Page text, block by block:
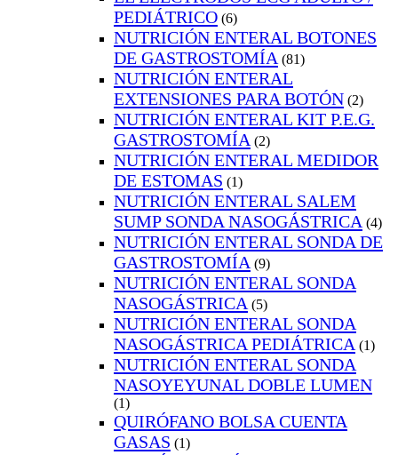
PEDIÁTRICO (6)
NUTRICIÓN ENTERAL BOTONES
DE GASTROSTOMÍA (81)
NUTRICIÓN ENTERAL
EXTENSIONES PARA BOTÓN (2)
NUTRICIÓN ENTERAL KIT P.E.G.
GASTROSTOMÍA (2)
NUTRICIÓN ENTERAL MEDIDOR
DE ESTOMAS (1)
NUTRICIÓN ENTERAL SALEM
SUMP SONDA NASOGÁSTRICA (4)
NUTRICIÓN ENTERAL SONDA DE
GASTROSTOMÍA (9)
NUTRICIÓN ENTERAL SONDA
NASOGÁSTRICA (5)
NUTRICIÓN ENTERAL SONDA
NASOGÁSTRICA PEDIÁTRICA (1)
NUTRICIÓN ENTERAL SONDA
NASOYEYUNAL DOBLE LUMEN
(1)
QUIRÓFANO BOLSA CUENTA
GASAS (1)